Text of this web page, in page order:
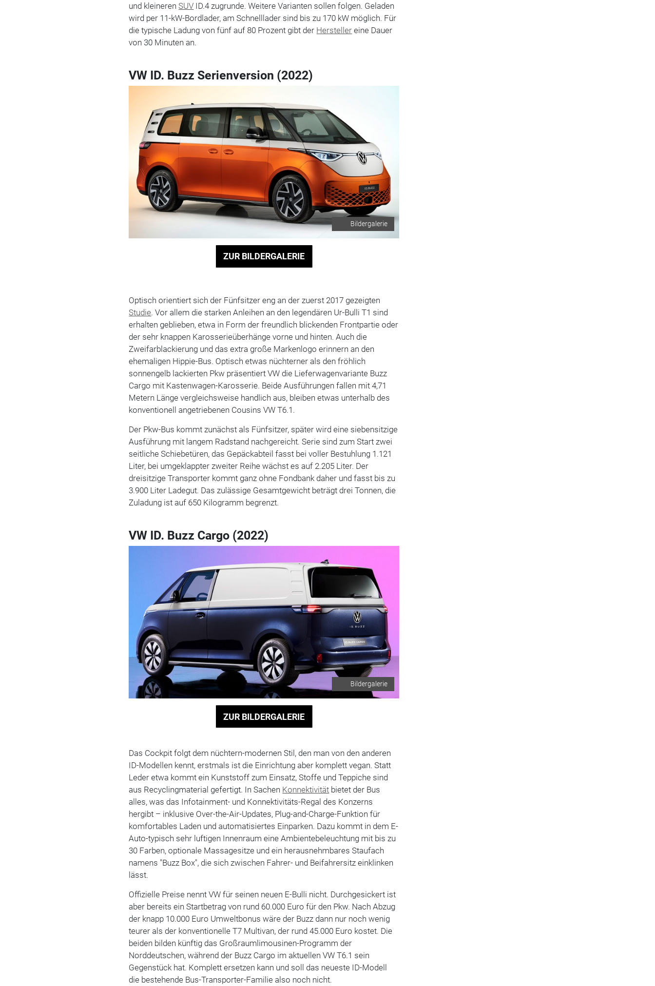
und kleineren SUV ID.4 zugrunde. Weitere Varianten sollen folgen. Geladen
wird per 11-kW-Bordlader, am Schnelllader sind bis zu 170 kW möglich. Für
die typische Ladung von fünf auf 80 Prozent gibt der Hersteller eine Dauer
von 30 Minuten an.
VW ID. Buzz Serienversion (2022)
Bildergalerie
ZUR BILDERGALERIE
Optisch orientiert sich der Fünfsitzer eng an der zuerst 2017 gezeigten
Studie. Vor allem die starken Anleihen an den legendären Ur-Bulli T1 sind
erhalten geblieben, etwa in Form der freundlich blickenden Frontpartie oder
der sehr knappen Karosserieüberhänge vorne und hinten. Auch die
Zweifarblackierung und das extra große Markenlogo erinnern an den
ehemaligen Hippie-Bus. Optisch etwas nüchterner als den fröhlich
sonnengelb lackierten Pkw präsentiert VW die Lieferwagenvariante Buzz
Cargo mit Kastenwagen-Karosserie. Beide Ausführungen fallen mit 4,71
Metern Länge vergleichsweise handlich aus, bleiben etwas unterhalb des
konventionell angetriebenen Cousins VW T6.1.
Der Pkw-Bus kommt zunächst als Fünfsitzer, später wird eine siebensitzige
Ausführung mit langem Radstand nachgereicht. Serie sind zum Start zwei
seitliche Schiebetüren, das Gepäckabteil fasst bei voller Bestuhlung 1.121
Liter, bei umgeklappter zweiter Reihe wächst es auf 2.205 Liter. Der
dreisitzige Transporter kommt ganz ohne Fondbank daher und fasst bis zu
3.900 Liter Ladegut. Das zulässige Gesamtgewicht beträgt drei Tonnen, die
Zuladung ist auf 650 Kilogramm begrenzt.
VW ID. Buzz Cargo (2022)
Bildergalerie
ZUR BILDERGALERIE
Das Cockpit folgt dem nüchtern-modernen Stil, den man von den anderen
ID-Modellen kennt, erstmals ist die Einrichtung aber komplett vegan. Statt
Leder etwa kommt ein Kunststoff zum Einsatz, Stoffe und Teppiche sind
aus Recyclingmaterial gefertigt. In Sachen Konnektivität bietet der Bus
alles, was das Infotainment- und Konnektivitäts-Regal des Konzerns
hergibt – inklusive Over-the-Air-Updates, Plug-and-Charge-Funktion für
komfortables Laden und automatisiertes Einparken. Dazu kommt in dem E-
Auto-typisch sehr luftigen Innenraum eine Ambientebeleuchtung mit bis zu
30 Farben, optionale Massagesitze und ein herausnehmbares Staufach
namens "Buzz Box", die sich zwischen Fahrer- und Beifahrersitz einklinken
lässt.
Offizielle Preise nennt VW für seinen neuen E-Bulli nicht. Durchgesickert ist
aber bereits ein Startbetrag von rund 60.000 Euro für den Pkw. Nach Abzug
der knapp 10.000 Euro Umweltbonus wäre der Buzz dann nur noch wenig
teurer als der konventionelle T7 Multivan, der rund 45.000 Euro kostet. Die
beiden bilden künftig das Großraumlimousinen-Programm der
Norddeutschen, während der Buzz Cargo im aktuellen VW T6.1 sein
Gegenstück hat. Komplett ersetzen kann und soll das neueste ID-Modell
die bestehende Bus-Transporter-Familie also noch nicht.